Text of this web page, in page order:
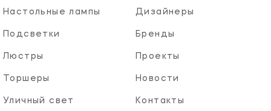
Настольные лампы
Подсветки
Люстры
Торшеры
Уличный свет
Дизайнеры
Бренды
Проекты
Новости
Контакты